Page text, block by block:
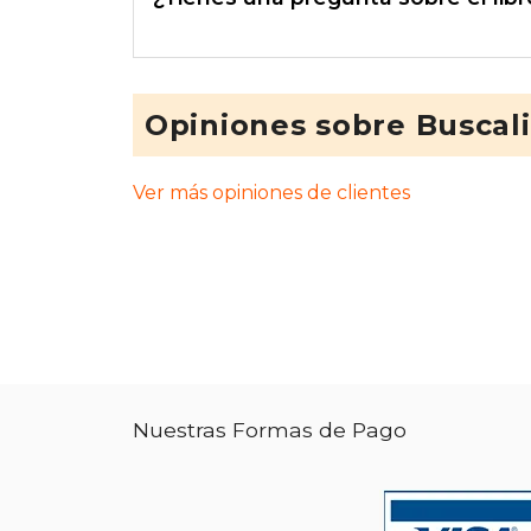
Opiniones sobre
Ver más opiniones de clientes
Nuestras Formas de Pago